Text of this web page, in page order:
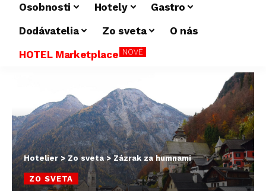
Osobnosti
Hotely
Gastro
Dodávatelia
Zo sveta
O nás
HOTEL Marketplace NOVÉ
Hotelier >Zo sveta> Zázrak za humnami
ZO SVETA